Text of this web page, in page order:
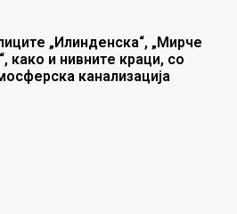
„Илинденска“, „Мирче
како и нивните краци, со
канализација